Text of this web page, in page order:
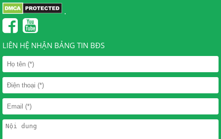
.
LIÊN HỆ NHẬN BẢNG TIN BĐS